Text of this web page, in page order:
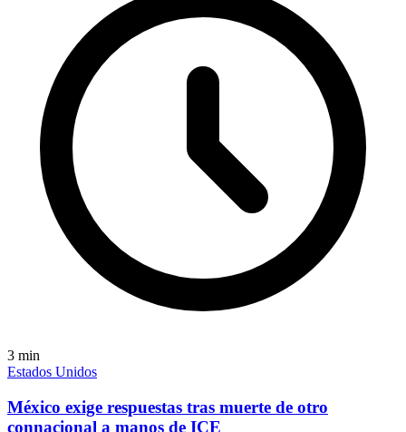
3 min
Estados Unidos
México exige respuestas tras muerte de otro
connacional a manos de ICE